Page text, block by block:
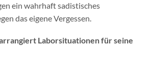
ein wahrhaft sadistisches
das eigene Vergessen.
Laborsituationen für seine